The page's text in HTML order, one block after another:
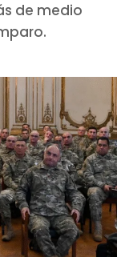
de medio